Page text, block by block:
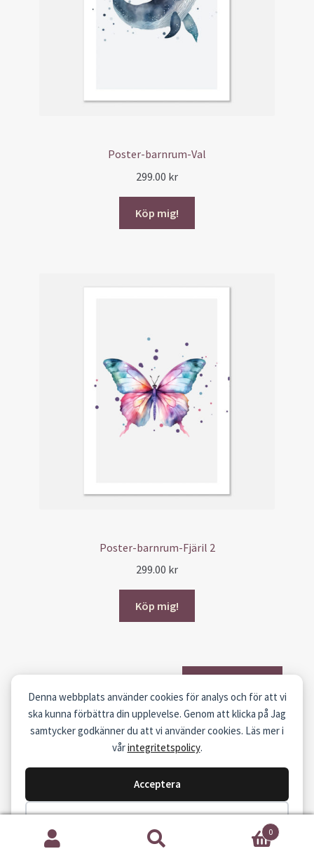
Denna webbplats använder cookies för analys och för att vi
ska kunna förbättra din upplevelse. Genom att klicka på Jag
samtycker godkänner du att vi använder cookies. Läs mer i
vårintegritetspolicy.
Acceptera
Stäng
Hantera Cookies
Poster-barnrum-Val
299.00 kr
Köp mig!
Poster-barnrum-Fjäril 2
299.00 kr
Köp mig!
LÄR DIG SKRIVA ETT
FADDERBREV
0